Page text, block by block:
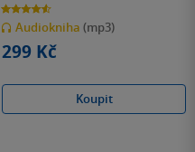
4.6
z
5
hvězdiček
Audiokniha (mp3)
299 Kč
Koupit